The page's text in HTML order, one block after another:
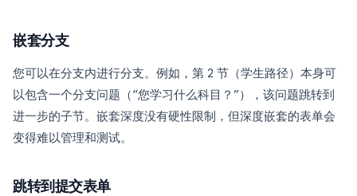
嵌套分支
您可以在分支内进行分支。例如，第 2 节（学生路径）本身可
以包含一个分支问题（“您学习什么科目？”），该问题跳转到
进一步的子节。嵌套深度没有硬性限制，但深度嵌套的表单会
变得难以管理和测试。
跳转到提交表单